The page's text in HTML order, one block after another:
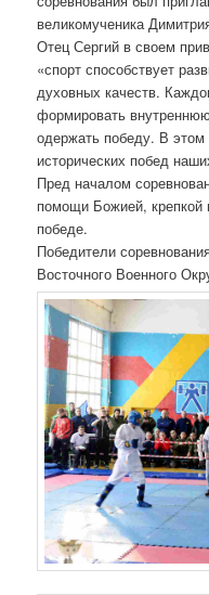
великомученика
Отец Сергий в своем
«спорт способствует
духовных качеств.
формировать
одержать победу. В
исторических побед
Пред началом
помощи Божией, крепкой
победе.
Победители
Восточного Военного